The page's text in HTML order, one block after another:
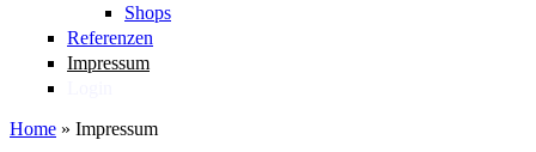
Shops
Referenzen
Impressum
Home » Impressum